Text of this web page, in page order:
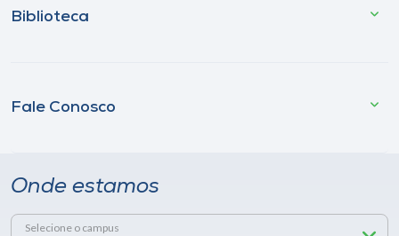
Biblioteca
Fale Conosco
Onde estamos
Selecione o campus